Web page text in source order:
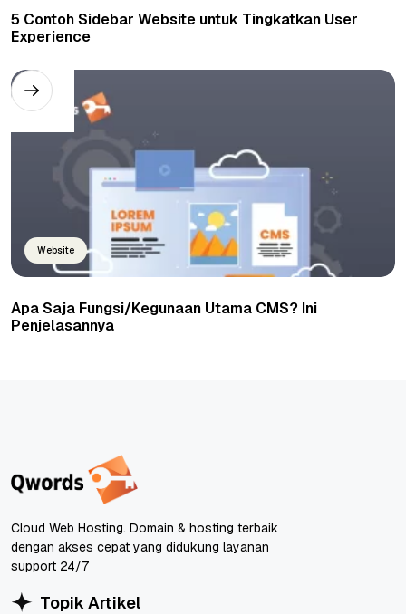
5 Contoh Sidebar Website untuk Tingkatkan User
Experience
Website
Apa Saja Fungsi/Kegunaan Utama CMS? Ini
Penjelasannya
Cloud Web Hosting. Domain & hosting terbaik
dengan akses cepat yang didukung layanan
support 24/7
Topik Artikel